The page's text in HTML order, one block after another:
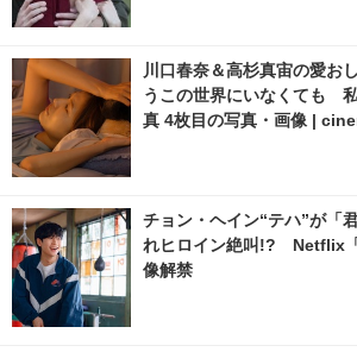
川口春奈＆高杉真宙の愛お
うこの世界にいなくても
真 4枚目の写真・画像 |
チョン・ヘイン“テハ”が「
れヒロイン絶叫!? Netflix
像解禁